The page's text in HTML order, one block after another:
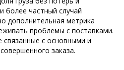
более частный случай
дополнительная метрика
проблемы с поставками.
связанные с основными и
заказа.